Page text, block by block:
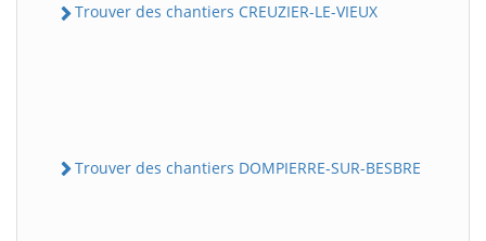
Trouver des chantiers CREUZIER-LE-VIEUX
Trouver des chantiers DOMPIERRE-SUR-BESBRE